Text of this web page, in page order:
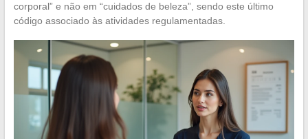
corporal” e não em “cuidados de beleza”, sendo este último
código associado às atividades regulamentadas.